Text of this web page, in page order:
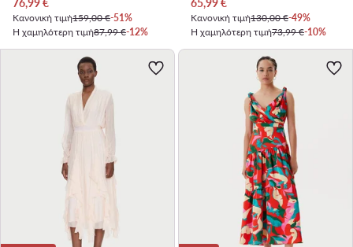
Κανονική τιμή159,00 €-51%
Η χαμηλότερη τιμή87,99 €-12%
Κανονική τιμή130,00 €-49%
Η χαμηλότερη τιμή73,99 €-10%